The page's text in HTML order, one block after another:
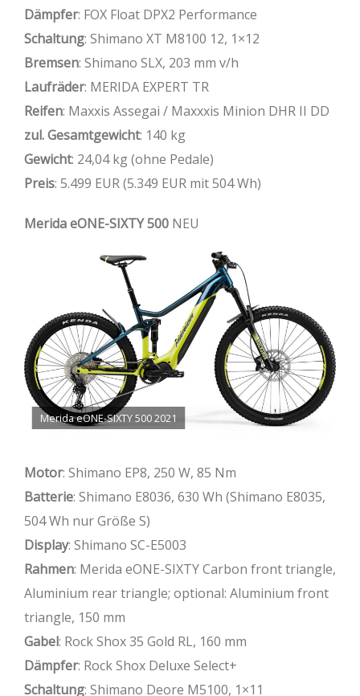
Dämpfer: FOX Float DPX2 Performance
Schaltung: Shimano XT M8100 12, 1×12
Bremsen: Shimano SLX, 203 mm v/h
Laufräder: MERIDA EXPERT TR
Reifen: Maxxis Assegai / Maxxxis Minion DHR II DD
zul. Gesamtgewicht: 140 kg
Gewicht: 24,04 kg (ohne Pedale)
Preis: 5.499 EUR (5.349 EUR mit 504 Wh)
Merida eONE-SIXTY 500 NEU
Merida eONE-SIXTY 500 2021
Motor: Shimano EP8, 250 W, 85 Nm
Batterie: Shimano E8036, 630 Wh (Shimano E8035,
504 Wh nur Größe S)
Display: Shimano SC-E5003
Rahmen: Merida eONE-SIXTY Carbon front triangle,
Aluminium rear triangle; optional: Aluminium front
triangle, 150 mm
Gabel: Rock Shox 35 Gold RL, 160 mm
Dämpfer: Rock Shox Deluxe Select+
Schaltung: Shimano Deore M5100, 1×11